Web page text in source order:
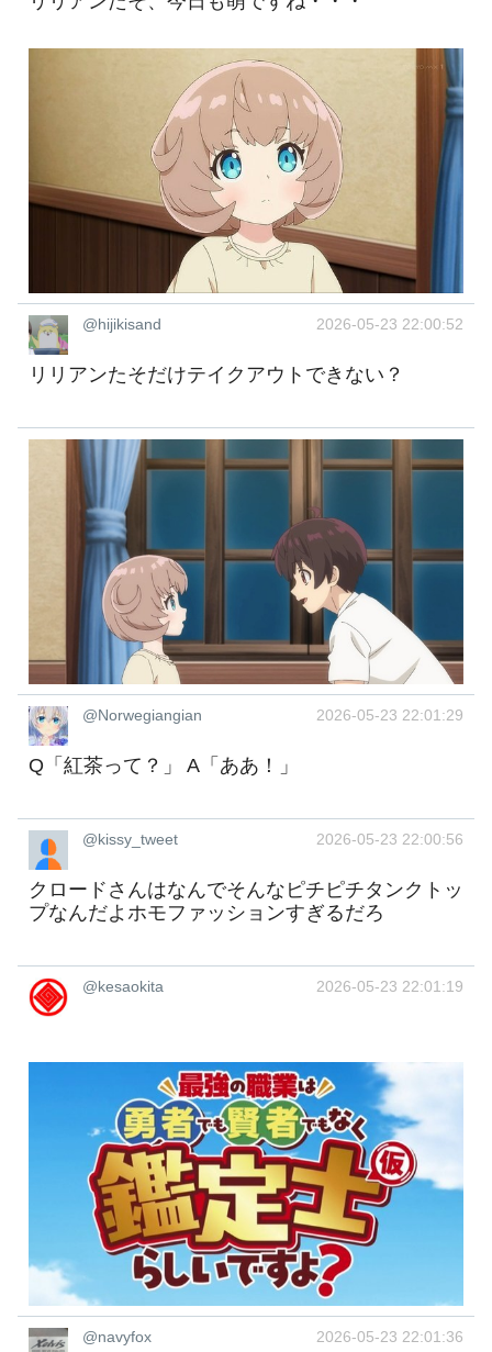
@hijikisand 2026-05-23 22:00:52
リリアンたそだけテイクアウトできない？
@Norwegiangian 2026-05-23 22:01:29
Q「紅茶って？」 A「ああ！」
@kissy_tweet 2026-05-23 22:00:56
クロードさんはなんでそんなピチピチタンクトッ
プなんだよホモファッションすぎるだろ
@kesaokita 2026-05-23 22:01:19
@navyfox 2026-05-23 22:01:36